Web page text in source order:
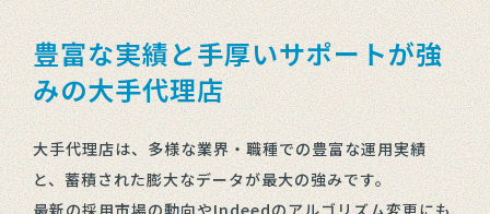
豊富な実績と手厚いサポートが強
みの大手代理店
大手代理店は、多様な業界・職種での豊富な運用実績
と、蓄積された膨大なデータが最大の強みです。
最新の採用市場の動向やIndeedのアルゴリズム変更にも